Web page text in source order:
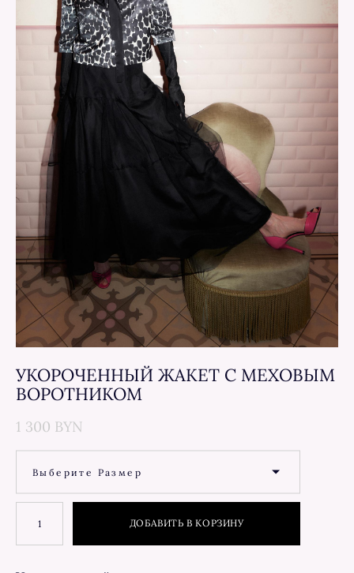
УКОРОЧЕННЫЙ ЖАКЕТ С МЕХОВЫМ
ВОРОТНИКОМ
1 300 BYN
Выберите Размер
ДОБАВИТЬ В КОРЗИНУ